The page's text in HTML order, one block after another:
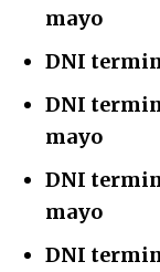
mayo
DNI
DNI
mayo
DNI
mayo
DNI